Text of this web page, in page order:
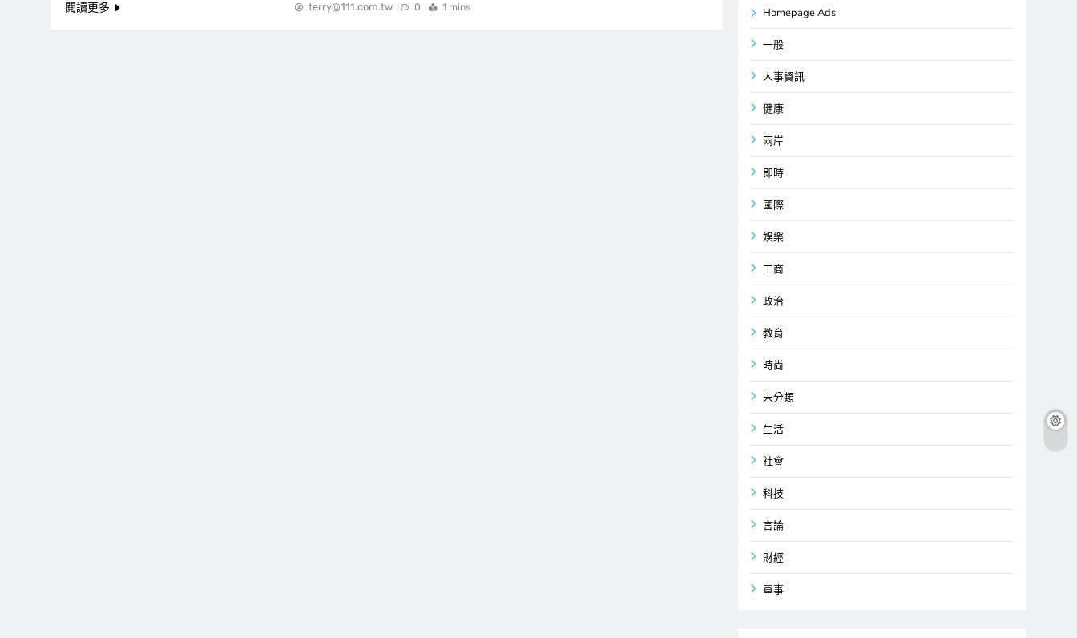
閱讀更多
terry@111.com.tw 0 1 mins Homepage Ads
一般
人事資訊
健康
兩岸
即時
國際
娛樂
工商
政治
教育
時尚
未分類
生活
社會
科技
言論
財經
軍事